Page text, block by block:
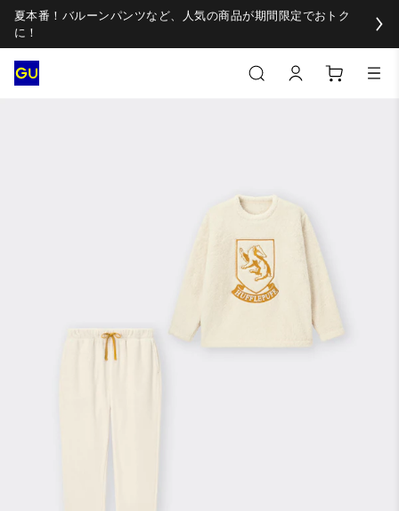
夏本番！バルーンパンツなど、人気の商品が期間限定でおトク
に！